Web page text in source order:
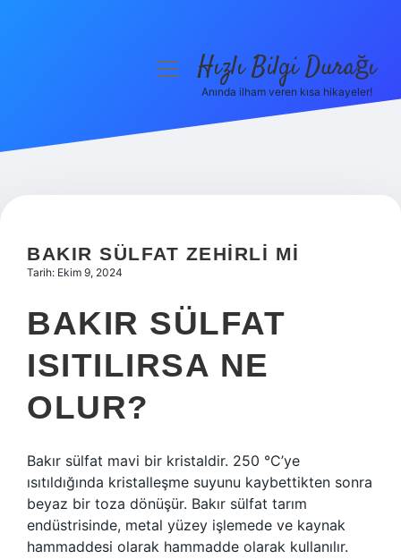
Hakkımızda
menüyüHızlı Bilgi Durağı
Anında ilham veren kısa hikayeler!
BAKIR SÜLFAT ZEHIRLI MI
Tarih: Ekim 9, 2024
BAKIR SÜLFAT
ISITILIRSA NE
OLUR?
Bakır sülfat mavi bir kristaldir. 250 °C’ye
ısıtıldığında kristalleşme suyunu kaybettikten sonra
beyaz bir toza dönüşür. Bakır sülfat tarım
endüstrisinde, metal yüzey işlemede ve kaynak
hammaddesi olarak hammadde olarak kullanılır.